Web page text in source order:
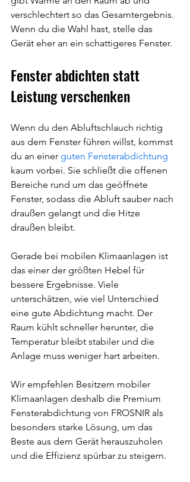
verschlechtert so das Gesamtergebnis.
Wenn du die Wahl hast, stelle das
Gerät eher an ein schattigeres Fenster.
Fenster abdichten statt
Leistung verschenken
Wenn du den Abluftschlauch richtig
aus dem Fenster führen willst, kommst
du an einer guten Fensterabdichtung
kaum vorbei. Sie schließt die offenen
Bereiche rund um das geöffnete
Fenster, sodass die Abluft sauber nach
draußen gelangt und die Hitze
draußen bleibt.
Gerade bei mobilen Klimaanlagen ist
das einer der größten Hebel für
bessere Ergebnisse. Viele
unterschätzen, wie viel Unterschied
eine gute Abdichtung macht. Der
Raum kühlt schneller herunter, die
Temperatur bleibt stabiler und die
Anlage muss weniger hart arbeiten.
Wir empfehlen Besitzern mobiler
Klimaanlagen deshalb die Premium
Fensterabdichtung von FROSNIR als
besonders starke Lösung, um das
Beste aus dem Gerät herauszuholen
und die Effizienz spürbar zu steigern.